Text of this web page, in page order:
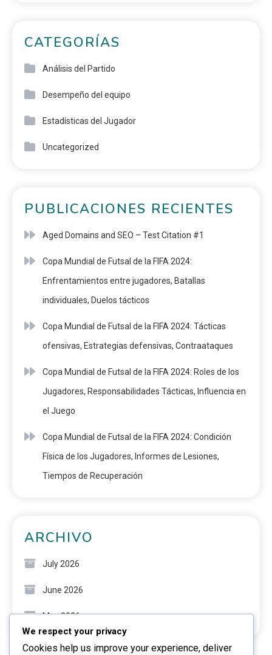
CATEGORÍAS
Análisis del Partido
Desempeño del equipo
Estadísticas del Jugador
Uncategorized
PUBLICACIONES RECIENTES
Aged Domains and SEO – Test Citation #1
Copa Mundial de Futsal de la FIFA 2024:
Enfrentamientos entre jugadores, Batallas
individuales, Duelos tácticos
Copa Mundial de Futsal de la FIFA 2024: Tácticas
ofensivas, Estrategias defensivas, Contraataques
Copa Mundial de Futsal de la FIFA 2024: Roles de los
Jugadores, Responsabilidades Tácticas, Influencia en
el Juego
Copa Mundial de Futsal de la FIFA 2024: Condición
Física de los Jugadores, Informes de Lesiones,
Tiempos de Recuperación
ARCHIVO
July 2026
June 2026
May 2026
We respect your privacy
Cookies help us improve your experience, deliver